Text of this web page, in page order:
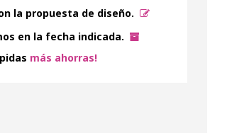
la propuesta de diseño.
en la fecha indicada.
más ahorras!